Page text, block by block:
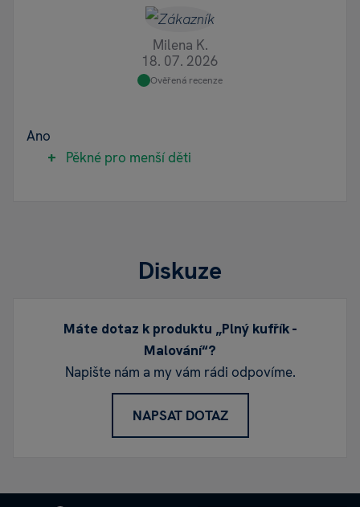
Milena K.
18. 07. 2026
Ověřená recenze
Ano
Pěkné pro menší děti
Diskuze
Máte dotaz k produktu „Plný kufřík -
Malování“?
Napište nám a my vám rádi odpovíme.
NAPSAT DOTAZ